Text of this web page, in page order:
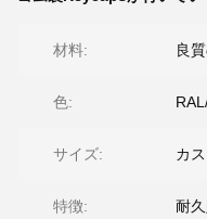
材料: 良
色:
サイズ: カ
特徴: 耐